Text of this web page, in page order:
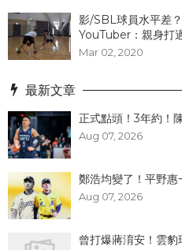
影/SBL球員水平差
YouTuber：親身打
Mar 02, 2020
最新文章
正式點頭！3年約！
Aug 07, 2026
鄭浩均變了！平野
Aug 07, 2026
曾打爆蔣淯安！雲